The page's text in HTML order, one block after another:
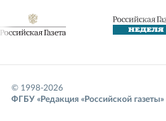
© 1998-2026
ФГБУ «Редакция «Российской газеты»